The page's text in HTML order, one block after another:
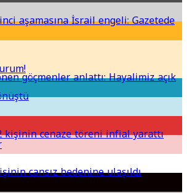
aşamasına İsrail engeli: Gazetede
göçmenler anlattı: Hayalimiz açık
kişinin cenaze töreni infial yarattı
cansız bedenine ulaşıldı